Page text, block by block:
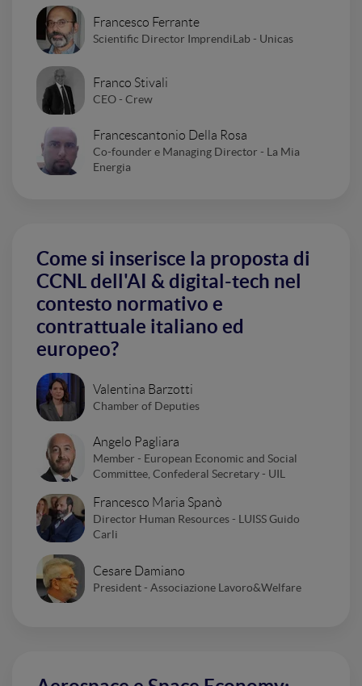
Francesco Ferrante
Scientific Director ImprendiLab - Unicas
Franco Stivali
CEO - Crew
Francescantonio Della Rosa
Co-founder e Managing Director - La Mia
Energia
Come si inserisce la proposta di
CCNL dell'AI & digital-tech nel
contesto normativo e
contrattuale italiano ed
europeo?
Valentina Barzotti
Chamber of Deputies
Angelo Pagliara
Member - European Economic and Social
Committee, Confederal Secretary - UIL
Francesco Maria Spanò
Director Human Resources - LUISS Guido
Carli
Cesare Damiano
President - Associazione Lavoro&Welfare